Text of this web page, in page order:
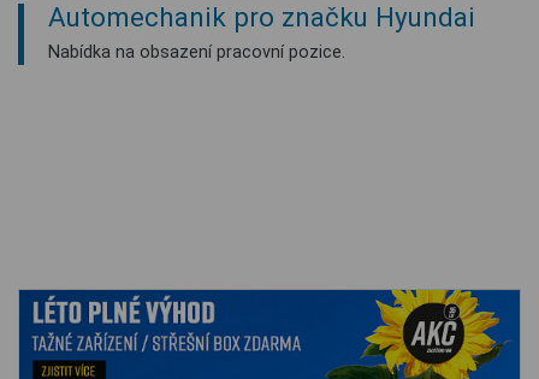
Automechanik pro značku Hyundai
Nabídka na obsazení pracovní pozice.